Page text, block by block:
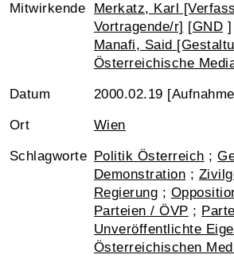
Mitwirkende
Merkatz, Karl
Vortragende/r] [GND ]
Manafi, Said
Österreichische
Datum 2000.02.19
Ort Wien
Schlagworte Politik Österreich ;
Demonstration ;
Regierung ;
Parteien / ÖVP ;
Unveröffentlichte
Österreichischen